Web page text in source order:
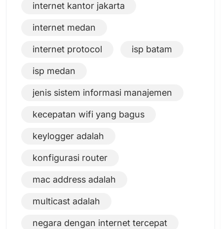
internet kantor jakarta
internet medan
internet protocol isp batam
isp medan
jenis sistem informasi manajemen
kecepatan wifi yang bagus
keylogger adalah
konfigurasi router
mac address adalah
multicast adalah
negara dengan internet tercepat